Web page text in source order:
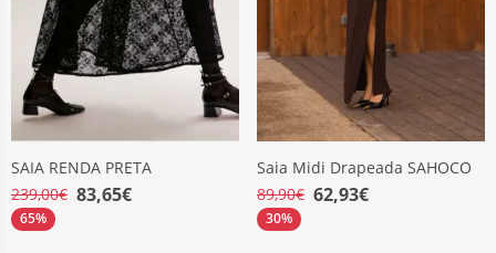
SAIA RENDA PRETA
239,00€ 83,65€
65%
Saia Midi Drapeada SAHOCO
89,90€ 62,93€
30%